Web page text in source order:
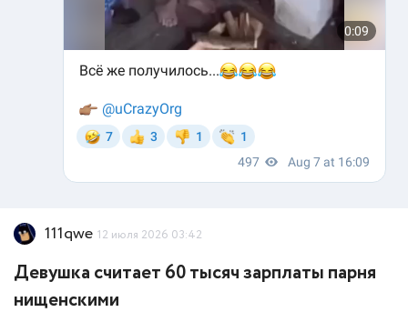
111qwe 12 июля 2026 03:42
Девушка считает 60 тысяч зарплаты парня
нищенскими